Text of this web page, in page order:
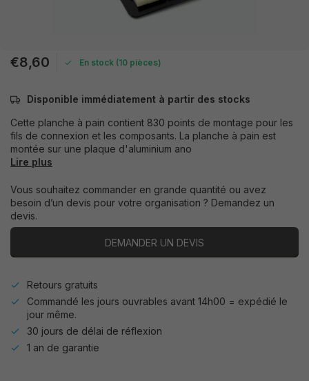
€8,60 En stock (10 pièces)
Disponible immédiatement à partir des stocks
Cette planche à pain contient 830 points de montage pour les
fils de connexion et les composants. La planche à pain est
montée sur une plaque d'aluminium ano
Lire plus
Vous souhaitez commander en grande quantité ou avez
besoin d’un devis pour votre organisation ? Demandez un
devis.
DEMANDER UN DEVIS
Retours gratuits
Commandé les jours ouvrables avant 14h00 = expédié le
jour même.
30 jours de délai de réflexion
1 an de garantie